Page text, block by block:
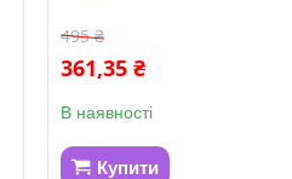
495 ₴
361,35 ₴
В наявності
Купити